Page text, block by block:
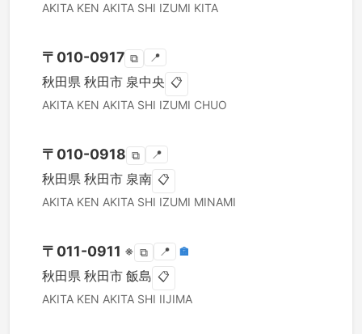
AKITA KEN AKITA SHI IZUMI KITA
〒 010-0917 ⧉ 📍
秋田県 秋田市 泉中央 📋
AKITA KEN AKITA SHI IZUMI CHUO
〒 010-0918 ⧉ 📍
秋田県 秋田市 泉南 📋
AKITA KEN AKITA SHI IZUMI MINAMI
〒 011-0911 ※ ⧉ 📍 🏣
秋田県 秋田市 飯島 📋
AKITA KEN AKITA SHI IIJIMA